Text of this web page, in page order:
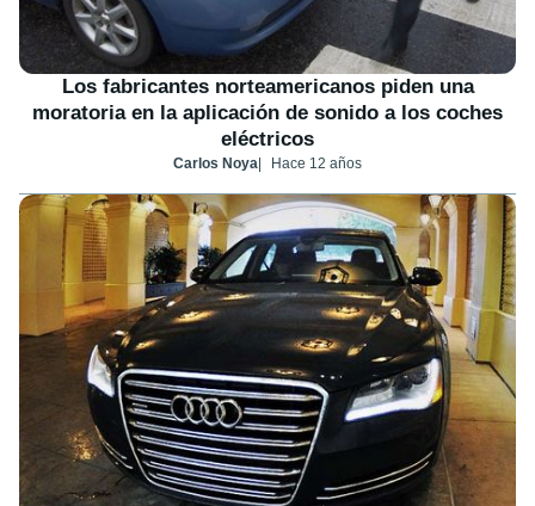
Los fabricantes norteamericanos piden una
moratoria en la aplicación de sonido a los coches
eléctricos
Carlos Noya Hace 12 años